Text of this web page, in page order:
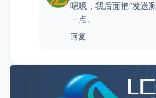
嗯嗯，我后面把“发送
一点。
回复